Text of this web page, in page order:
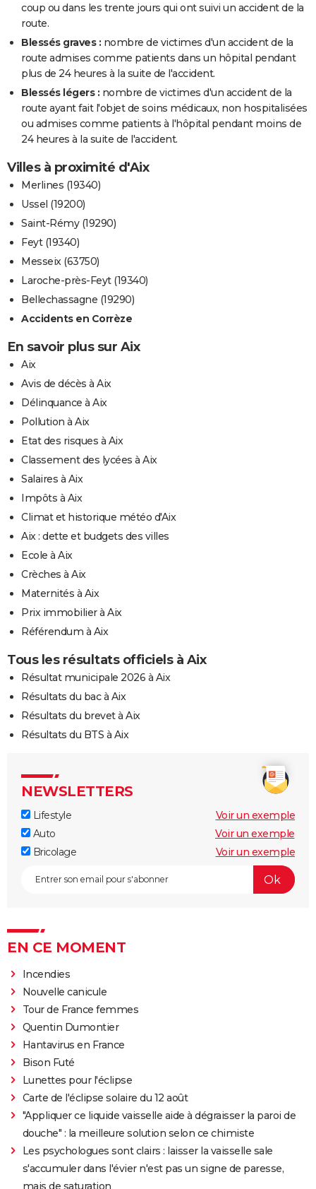
coup ou dans les trente jours qui ont suivi un accident de la
route.
Blessés graves : nombre de victimes d'un accident de la
route admises comme patients dans un hôpital pendant
plus de 24 heures à la suite de l'accident.
Blessés légers : nombre de victimes d'un accident de la
route ayant fait l'objet de soins médicaux, non hospitalisées
ou admises comme patients à l'hôpital pendant moins de
24 heures à la suite de l'accident.
Villes à proximité d'Aix
Merlines (19340)
Ussel (19200)
Saint-Rémy (19290)
Feyt (19340)
Messeix (63750)
Laroche-près-Feyt (19340)
Bellechassagne (19290)
Accidents en Corrèze
En savoir plus sur Aix
Aix
Avis de décès à Aix
Délinquance à Aix
Pollution à Aix
Etat des risques à Aix
Classement des lycées à Aix
Salaires à Aix
Impôts à Aix
Climat et historique météo d'Aix
Aix : dette et budgets des villes
Ecole à Aix
Crèches à Aix
Maternités à Aix
Prix immobilier à Aix
Référendum à Aix
Tous les résultats officiels à Aix
Résultat municipale 2026 à Aix
Résultats du bac à Aix
Résultats du brevet à Aix
Résultats du BTS à Aix
NEWSLETTERS
Lifestyle
Voir un exemple
Auto
Voir un exemple
Bricolage
Voir un exemple
EN CE MOMENT
Incendies
Nouvelle canicule
Tour de France femmes
Quentin Dumontier
Hantavirus en France
Bison Futé
Lunettes pour l'éclipse
Carte de l'éclipse solaire du 12 août
"Appliquer ce liquide vaisselle aide à dégraisser la paroi de
douche" : la meilleure solution selon ce chimiste
Les psychologues sont clairs : laisser la vaisselle sale
s'accumuler dans l'évier n'est pas un signe de paresse,
mais de saturation